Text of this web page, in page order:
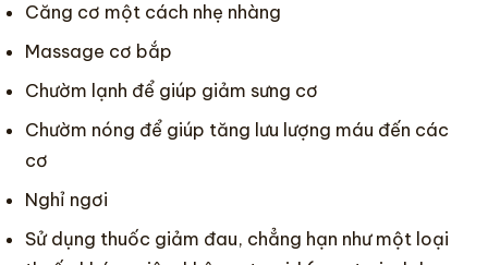
Căng cơ một cách nhẹ nhàng
Massage cơ bắp
Chườm lạnh để giúp giảm sưng cơ
Chườm nóng để giúp tăng lưu lượng máu đến các
cơ
Nghỉ ngơi
Sử dụng thuốc giảm đau, chẳng hạn như một loại